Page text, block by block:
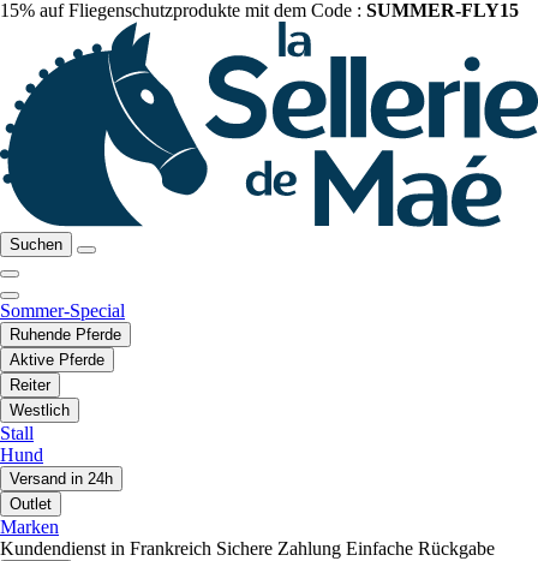
15% auf Fliegenschutzprodukte mit dem Code : SUMMER-FLY15
Suchen
Sommer-Special
Ruhende Pferde
Aktive Pferde
Reiter
Westlich
Stall
Hund
Versand in 24h
Outlet
Marken
Kundendienst in Frankreich Sichere Zahlung Einfache Rückgabe